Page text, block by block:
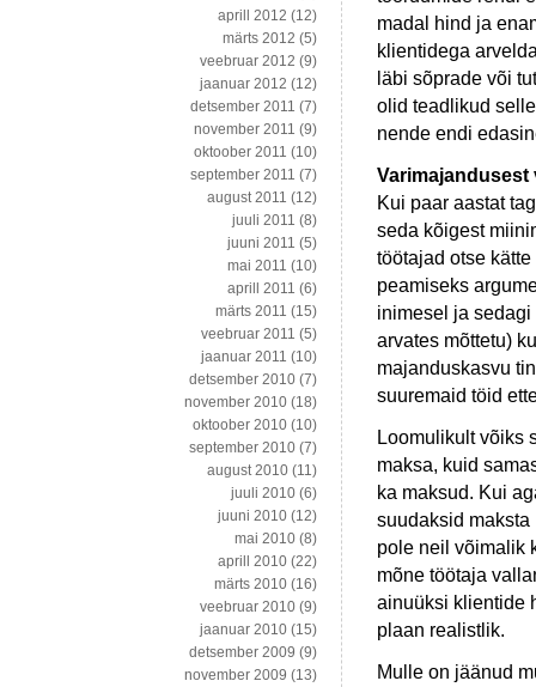
madal hind ja
klientidega
läbi sõprade või
olid teadlikud
nende endi
Kui paar aastat
seda kõigest
töötajad otse
peamiseks
inimesel ja
arvates mõttetu)
majanduskasvu
suuremaid töid
Loomulikult võiks
maksa, kuid
ka maksud. Kui
suudaksid
pole neil võimalik
mõne töötaja
ainuüksi klientide
plaan realistlik.
Mulle on jäänud
aprill 2012 (12)
märts 2012 (5)
veebruar 2012 (9)
jaanuar 2012 (12)
detsember 2011 (7)
november 2011 (9)
oktoober 2011 (10)
september 2011 (7)
august 2011 (12)
juuli 2011 (8)
juuni 2011 (5)
mai 2011 (10)
aprill 2011 (6)
märts 2011 (15)
veebruar 2011 (5)
jaanuar 2011 (10)
detsember 2010 (7)
november 2010 (18)
oktoober 2010 (10)
september 2010 (7)
august 2010 (11)
juuli 2010 (6)
juuni 2010 (12)
mai 2010 (8)
aprill 2010 (22)
märts 2010 (16)
veebruar 2010 (9)
jaanuar 2010 (15)
detsember 2009 (9)
november 2009 (13)